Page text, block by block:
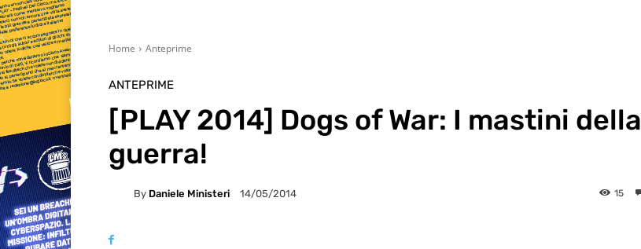
Home Anteprime
ANTEPRIME
[PLAY 2014] Dogs of War: I mastini della
guerra!
By Daniele Ministeri 14/05/2014 15